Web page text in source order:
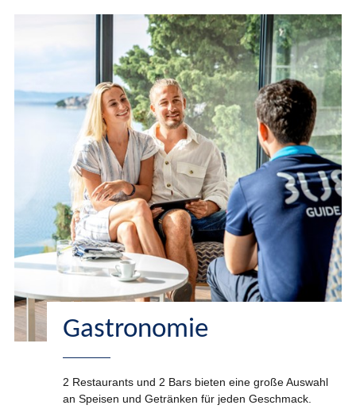
Gastronomie
2 Restaurants und 2 Bars bieten eine große Auswahl
an Speisen und Getränken für jeden Geschmack.